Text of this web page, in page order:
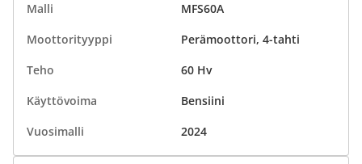
Malli
MFS60A
Moottorityyppi
Perämoottori, 4-tahti
Teho
60 Hv
Käyttövoima
Bensiini
Vuosimalli
2024